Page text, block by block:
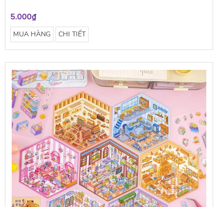
5.000₫
MUA HÀNG CHI TIẾT